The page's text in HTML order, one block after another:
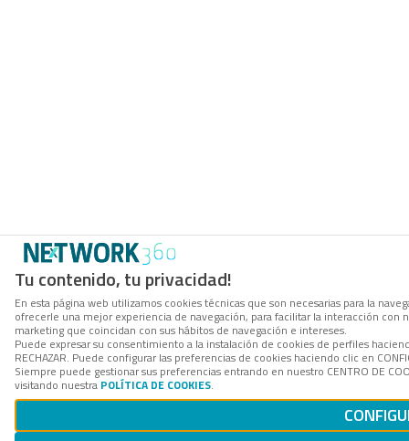
Tu contenido, tu privacidad!
En esta página web utilizamos cookies técnicas que son necesarias para la
ofrecerle una mejor experiencia de navegación, para facilitar la interacción
marketing que coincidan con sus hábitos de navegación e intereses.
Puede expresar su consentimiento a la instalación de cookies de perfiles
RECHAZAR. Puede configurar las preferencias de cookies haciendo clic en
Siempre puede gestionar sus preferencias entrando en nuestro CENTRO DE
visitando nuestra POLÍTICA DE COOKIES.